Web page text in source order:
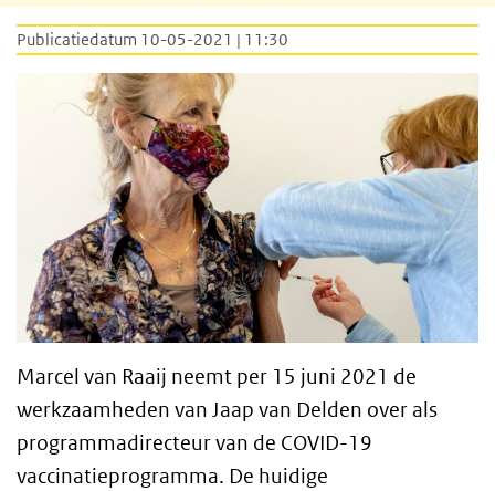
Publicatiedatum 10-05-2021 | 11:30
Marcel van Raaij neemt per 15 juni 2021 de
werkzaamheden van Jaap van Delden over als
programmadirecteur van de COVID-19
vaccinatieprogramma. De huidige